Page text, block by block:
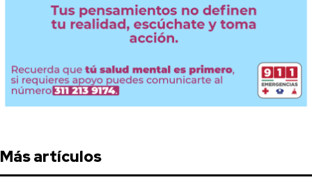
Más artículos